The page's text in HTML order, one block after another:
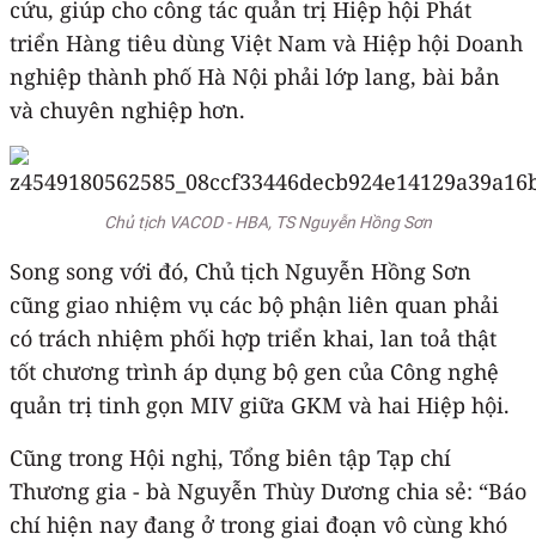
cứu, giúp cho công tác quản trị Hiệp hội Phát
triển Hàng tiêu dùng Việt Nam và Hiệp hội Doanh
nghiệp thành phố Hà Nội phải lớp lang, bài bản
và chuyên nghiệp hơn.
Chủ tịch VACOD - HBA, TS Nguyễn Hồng Sơn
Song song với đó, Chủ tịch Nguyễn Hồng Sơn
cũng giao nhiệm vụ các bộ phận liên quan phải
có trách nhiệm phối hợp triển khai, lan toả thật
tốt chương trình áp dụng bộ gen của Công nghệ
quản trị tinh gọn MIV giữa GKM và hai Hiệp hội.
Cũng trong Hội nghị, Tổng biên tập Tạp chí
Thương gia - bà Nguyễn Thùy Dương chia sẻ: “Báo
chí hiện nay đang ở trong giai đoạn vô cùng khó